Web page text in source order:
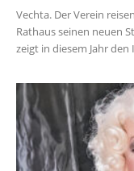
Vechta. Der Verein
Rathaus seinen neuen
zeigt in diesem Jahr